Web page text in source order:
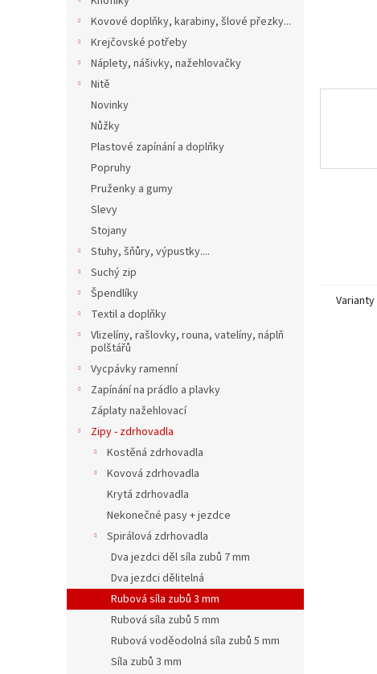
Kovové doplňky, karabiny, šlové přezky...
Krejčovské potřeby
Náplety, nášivky, nažehlovačky
Nitě
Novinky
Nůžky
Plastové zapínání a doplňky
Popruhy
Pruženky a gumy
Slevy
Stojany
Stuhy, šňůry, výpustky....
Suchý zip
Špendlíky
Textil a doplňky
Vlizelíny, rašlovky, rouna, vatelíny, náplň
polštářů
Vycpávky ramenní
Zapínání na prádlo a plavky
Záplaty nažehlovací
Zipy - zdrhovadla
Kostěná zdrhovadla
Kovová zdrhovadla
Krytá zdrhovadla
Nekonečné pasy + jezdce
Spirálová zdrhovadla
Dva jezdci děl síla zubů 7 mm
Dva jezdci dělitelná
Rubová síla zubů 3 mm
Rubová síla zubů 5 mm
Rubová voděodolná síla zubů 5 mm
Síla zubů 3 mm
Varianty